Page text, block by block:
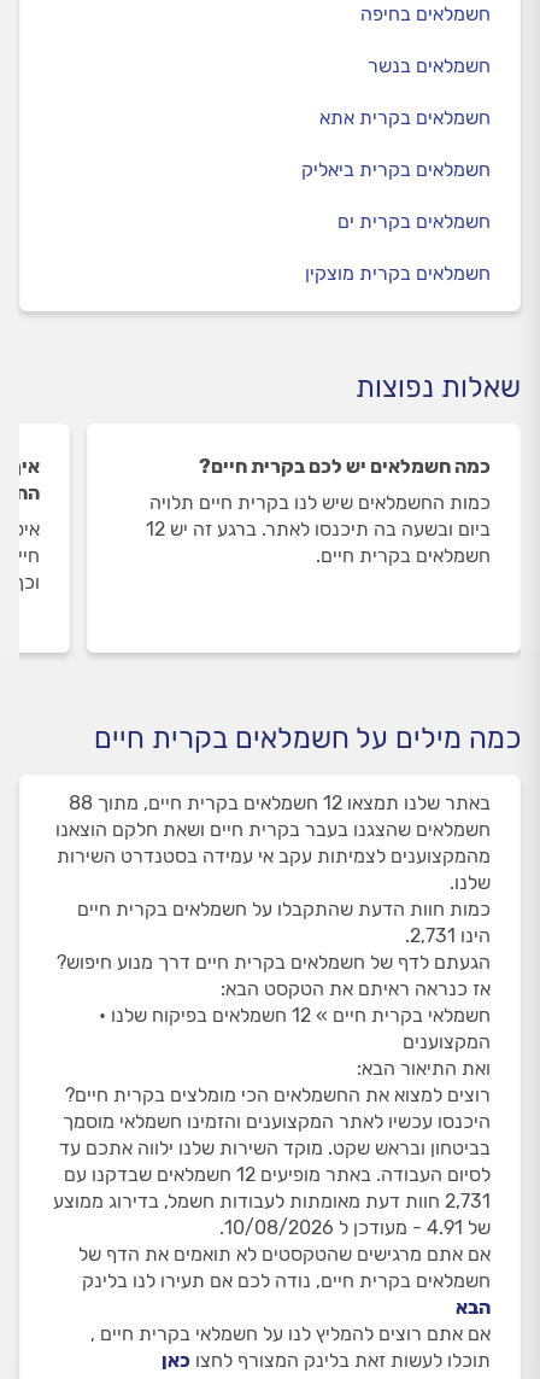
חשמלאים בחיפה
חשמלאים בנשר
חשמלאים בקרית אתא
חשמלאים בקרית ביאליק
חשמלאים בקרית ים
חשמלאים בקרית מוצקין
שאלות נפוצות
כמה חשמלאים יש לכם בקרית חיים?
כמות החשמלאים שיש לנו בקרית חיים תלויה
ביום ובשעה בה תיכנסו לאתר. ברגע זה יש 12
חשמלאים בקרית חיים.
איך
וכך
כמה מילים על חשמלאים בקרית חיים
באתר שלנו תמצאו 12 חשמלאים בקרית חיים, מתוך 88
חשמלאים שהצגנו בעבר בקרית חיים ושאת חלקם הוצאנו
מהמקצוענים לצמיתות עקב אי עמידה בסטנדרט השירות
שלנו.
כמות חוות הדעת שהתקבלו על חשמלאים בקרית חיים
הינו 2,731.
הגעתם לדף של חשמלאים בקרית חיים דרך מנוע חיפוש?
אז כנראה ראיתם את הטקסט הבא:
חשמלאי בקרית חיים » 12 חשמלאים בפיקוח שלנו •
המקצוענים
ואת התיאור הבא:
רוצים למצוא את החשמלאים הכי מומלצים בקרית חיים?
היכנסו עכשיו לאתר המקצוענים והזמינו חשמלאי מוסמך
בביטחון ובראש שקט. מוקד השירות שלנו ילווה אתכם עד
לסיום העבודה. באתר מופיעים 12 חשמלאים שבדקנו עם
2,731 חוות דעת מאומתות לעבודות חשמל, בדירוג ממוצע
של 4.91 - מעודכן ל 10/08/2026.
אם אתם מרגישים שהטקסטים לא תואמים את הדף של
חשמלאים בקרית חיים, נודה לכם אם תעירו לנו בלינק
הבא
אם אתם רוצים להמליץ לנו על חשמלאי בקרית חיים ,
תוכלו לעשות זאת בלינק המצורף לחצו כאן